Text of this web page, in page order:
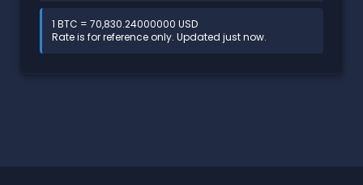
1 BTC = 70,830.24000000 USD
Rate is for reference only. Updated just now.